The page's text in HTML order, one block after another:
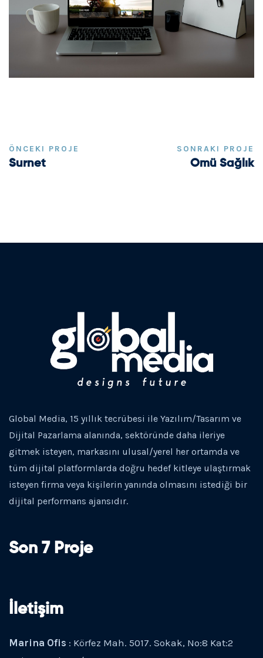
ÖNCEKI PROJE
Surnet
SONRAKI PROJE
Omü Sağlık
Global Media, 15 yıllık tecrübesi ile Yazılım/Tasarım ve
Dijital Pazarlama alanında, sektöründe daha ileriye
gitmek isteyen, markasını ulusal/yerel her ortamda ve
tüm dijital platformlarda doğru hedef kitleye ulaştırmak
isteyen firma veya kişilerin yanında olmasını istediği bir
dijital performans ajansıdır.
Son 7 Proje
İletişim
Marina Ofis : Körfez Mah. 5017. Sokak, No:8 Kat:2